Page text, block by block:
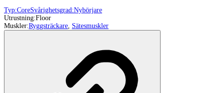
Typ:CoreSvårighetsgrad:Nybörjare
Utrustning:Floor
Muskler:Ryggsträckare, Sätesmuskler